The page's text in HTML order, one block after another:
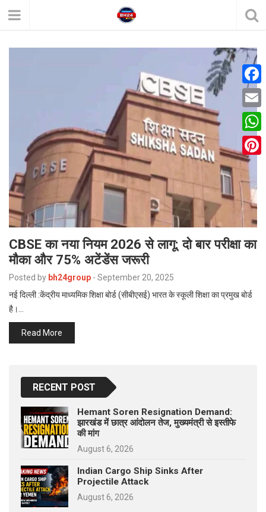
CBSE का नया नियम 2026 से लागू: दो बार परीक्षा का
मौका और 75% अटेंडेंस जरूरी
Posted by bh24group - September 20, 2025
नई दिल्ली :केंद्रीय माध्यमिक शिक्षा बोर्ड (सीबीएसई) भारत के स्कूली शिक्षा का प्रमुख बोर्ड
है।…
Read More
RECENT POST
Hemant Soren Resignation Demand:
झारखंड में छात्र आंदोलन तेज, मुख्यमंत्री से इस्तीफे
की मांग
August 6, 2026
Indian Cargo Ship Sinks After
Projectile Attack
August 6, 2026
F
a
c
e
b
o
k
E
m
a
W
h
a
s
P
i
n
t
e
s